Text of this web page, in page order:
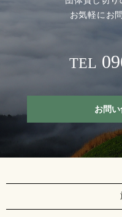
お気軽にお
TEL
お問